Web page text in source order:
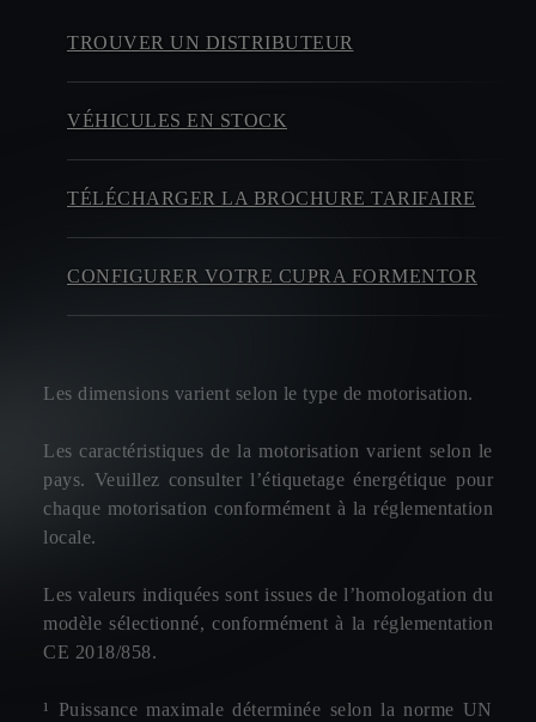
TROUVER UN DISTRIBUTEUR
VÉHICULES EN STOCK
TÉLÉCHARGER LA BROCHURE TARIFAIRE
CONFIGURER VOTRE CUPRA FORMENTOR
Les dimensions varient selon le type de motorisation.
Les caractéristiques de la motorisation varient selon le
pays. Veuillez consulter l’étiquetage énergétique pour
chaque motorisation conformément à la réglementation
locale.
Les valeurs indiquées sont issues de l’homologation du
modèle sélectionné, conformément à la réglementation
CE 2018/858.
¹ Puissance maximale déterminée selon la norme UN